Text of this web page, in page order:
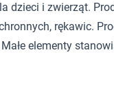
dzieci i zwierząt.
rękawic.
elementy